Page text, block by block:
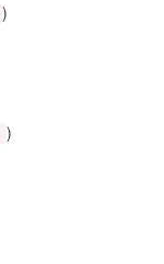
)
)